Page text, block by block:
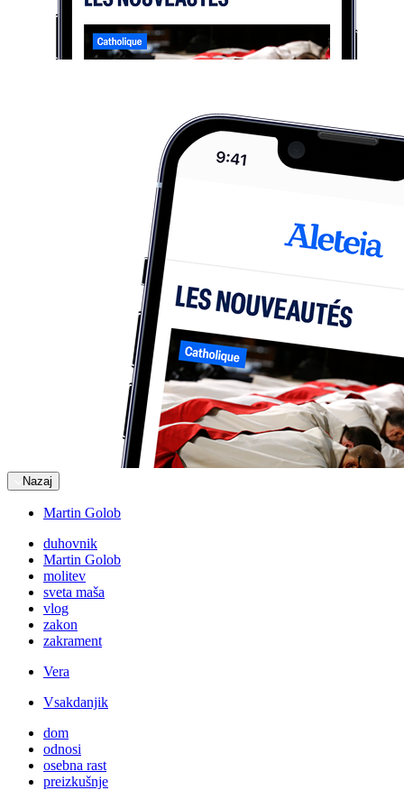
Nazaj
Martin Golob
duhovnik
Martin Golob
molitev
sveta maša
vlog
zakon
zakrament
Vera
Vsakdanjik
dom
odnosi
osebna rast
preizkušnje